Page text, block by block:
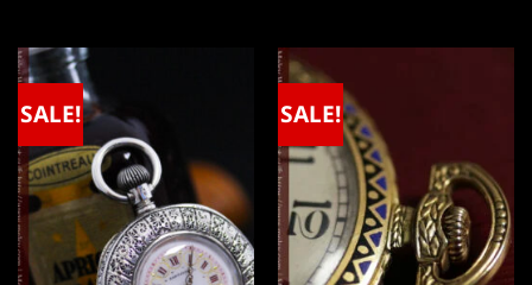
格
は
¥1,300,000
で
し で
す。
¥4,800,000
で
た。
SALE! SALE!